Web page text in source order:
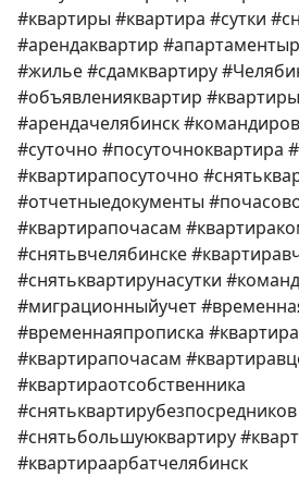
#квартиры #квартира #сутки
#арендаквартир
#жилье #сдамквартиру
#объявленияквартир
#арендачелябинск
#суточно #посуточноквартира
#квартирапосуточно
#отчетныедокументы
#квартирапочасам
#снятьвчелябинске
#снятьквартирунасутки
#миграционныйучет
#временнаяпрописка
#квартирапочасам
#квартираотсобственника
#снятьквартирубезпосредников
#снятьбольшуюквартиру
#квартираарбатчелябинск